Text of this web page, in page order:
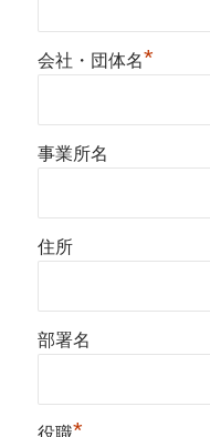
会社・団体名*
事業所名
住所
部署名
役職*